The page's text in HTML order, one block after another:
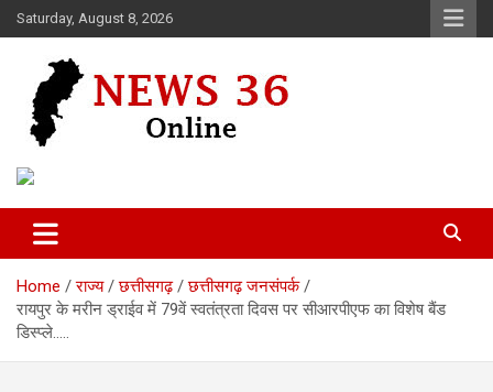
Skip
to
Saturday, August 8, 2026
News 36
Home राज्य छत्तीसगढ़
छत्तीसगढ़ जनसंपर्क
रायपुर के मरीन ड्राईव में 79वें स्वतंत्रता दिवस पर सीआरपीएफ का विशेष बैंड
डिस्प्ले…..